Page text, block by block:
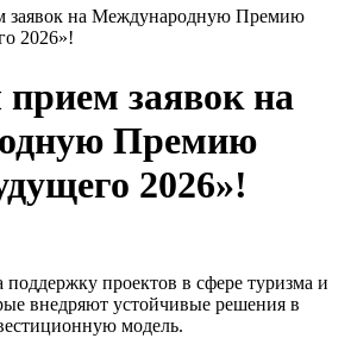
заявок на Международную Премию
2026»!
заявок на
Премию
2026»!
проектов в сфере туризма и
внедряют устойчивые решения в
модель.